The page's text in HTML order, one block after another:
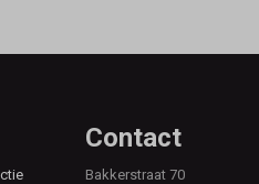
Contact
Bakkerstraat 70